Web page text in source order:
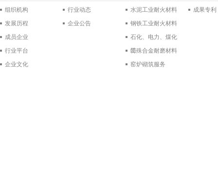
组织机构
发展历程
成员企业
行业平台
企业文化
行业动态
企业公告
水泥工业耐火材料
钢铁工业耐火材料
石化、电力、煤化
工
特殊合金耐磨材料
窑炉砌筑服务
成果专利